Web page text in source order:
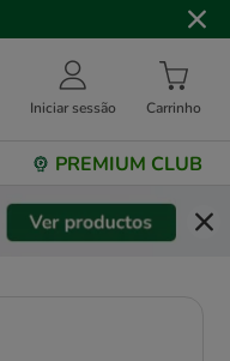
Iniciar sessão Carrinho
PREMIUM CLUB